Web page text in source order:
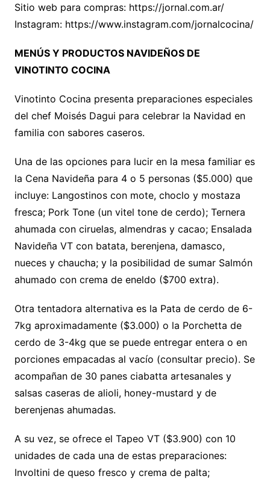
Sitio web para compras: https://jornal.com.ar/
Instagram: https://www.instagram.com/jornalcocina/
MENÚS Y PRODUCTOS NAVIDEÑOS DE
VINOTINTO COCINA
Vinotinto Cocina presenta preparaciones especiales
del chef Moisés Dagui para celebrar la Navidad en
familia con sabores caseros.
Una de las opciones para lucir en la mesa familiar es
la Cena Navideña para 4 o 5 personas ($5.000) que
incluye: Langostinos con mote, choclo y mostaza
fresca; Pork Tone (un vitel tone de cerdo); Ternera
ahumada con ciruelas, almendras y cacao; Ensalada
Navideña VT con batata, berenjena, damasco,
nueces y chaucha; y la posibilidad de sumar Salmón
ahumado con crema de eneldo ($700 extra).
Otra tentadora alternativa es la Pata de cerdo de 6-
7kg aproximadamente ($3.000) o la Porchetta de
cerdo de 3-4kg que se puede entregar entera o en
porciones empacadas al vacío (consultar precio). Se
acompañan de 30 panes ciabatta artesanales y
salsas caseras de alioli, honey-mustard y de
berenjenas ahumadas.
A su vez, se ofrece el Tapeo VT ($3.900) con 10
unidades de cada una de estas preparaciones:
Involtini de queso fresco y crema de palta;